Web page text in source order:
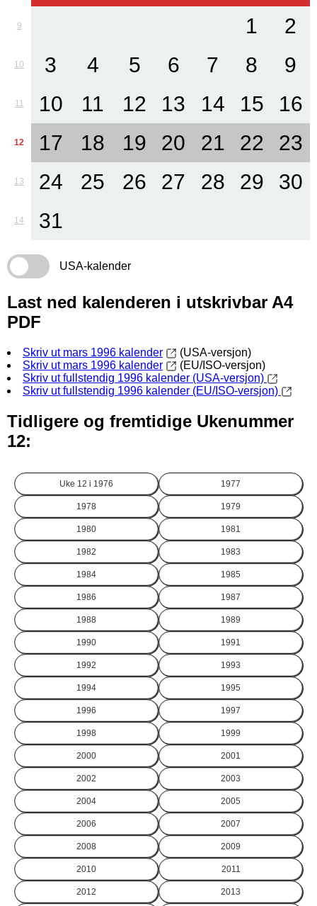
9 1 2
10 3 4 5 6 7 8 9
11 10 11 12 13 14 15 16
12 17 18 19 20 21 22 23
13 24 25 26 27 28 29 30
14 31
USA-kalender
Last ned kalenderen i utskrivbar A4
PDF
Skriv ut mars 1996 kalender
(USA-versjon)
Skriv ut mars 1996 kalender
(EU/ISO-versjon)
Skriv ut fullstendig 1996 kalender (USA-versjon)
Skriv ut fullstendig 1996 kalender (EU/ISO-versjon)
Tidligere og fremtidige Ukenummer
12:
Uke 12 i 1976 1977
1978 1979
1980 1981
1982 1983
1984 1985
1986 1987
1988 1989
1990 1991
1992 1993
1994 1995
1996 1997
1998 1999
2000 2001
2002 2003
2004 2005
2006 2007
2008 2009
2010 2011
2012 2013